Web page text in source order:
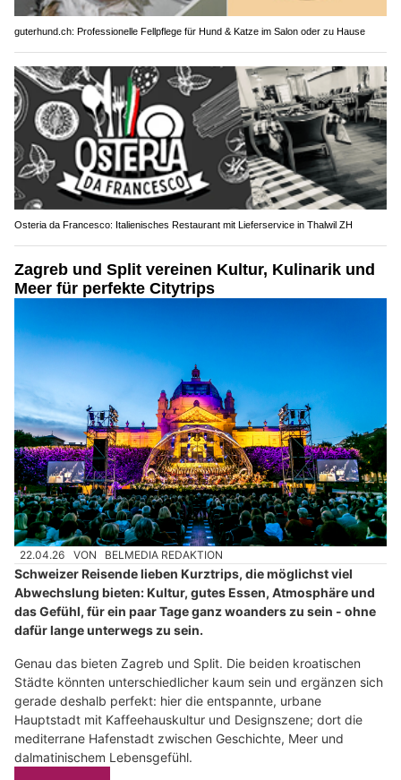
guterhund.ch: Professionelle Fellpflege für Hund & Katze im Salon oder zu Hause
Osteria da Francesco: Italienisches Restaurant mit Lieferservice in Thalwil ZH
Zagreb und Split vereinen Kultur, Kulinarik und
Meer für perfekte Citytrips
22.04.26 VON BELMEDIA REDAKTION
Schweizer Reisende lieben Kurztrips, die möglichst viel
Abwechslung bieten: Kultur, gutes Essen, Atmosphäre und
das Gefühl, für ein paar Tage ganz woanders zu sein - ohne
dafür lange unterwegs zu sein.
Genau das bieten Zagreb und Split. Die beiden kroatischen
Städte könnten unterschiedlicher kaum sein und ergänzen sich
gerade deshalb perfekt: hier die entspannte, urbane
Hauptstadt mit Kaffeehauskultur und Designszene; dort die
mediterrane Hafenstadt zwischen Geschichte, Meer und
dalmatinischem Lebensgefühl.